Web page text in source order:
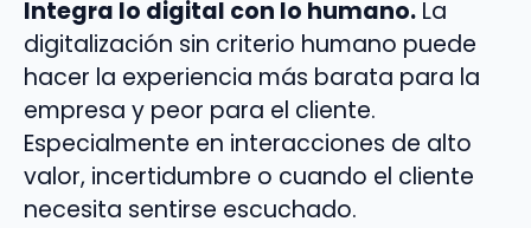
Integra lo digital con lo humano. La
digitalización sin criterio humano puede
hacer la experiencia más barata para la
empresa y peor para el cliente.
Especialmente en interacciones de alto
valor, incertidumbre o cuando el cliente
necesita sentirse escuchado.